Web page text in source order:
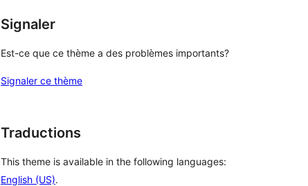
Signaler
Est-ce que ce thème a des problèmes importants?
Signaler ce thème
Traductions
This theme is available in the following languages:
English (US).